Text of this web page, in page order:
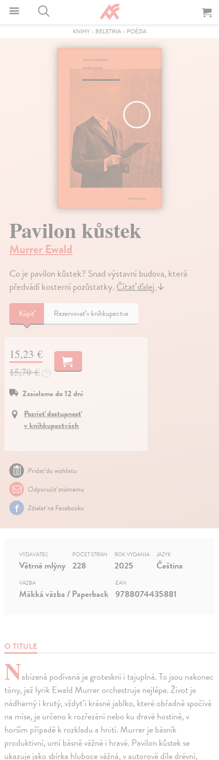
KNIHY- BELETRIA- POÉZIA
Pavilon kůstek
Murrer Ewald
Co je pavilon kůstek? Snad výstavní budova, která
předvádí kosterní pozůstatky.Čítať ďalej↓
Kúpiť Rezervovať v kníhkupectve
15,23 €
15,70 € ?
Zasielame do 12 dní
Pozrieť dostupnosť
v kníhkupectvách
Pridať do wishlistu
Odporučiť známemu
Zdielať na Facebooku
O TITULE
Nabízená podívaná je groteskní i tajuplná. To jsou nakonec
tóny, jež lyrik Ewald Murrer orchestruje nejlépe. Život je
nádherný i krutý, vždyť i krásné jablko, které obřadně spočívá
na míse, je určeno k rozřezání nebo ku dravé hostině, v
horším případě k rozkladu a hnití. Murrer je básník
produktivní, umí básně vážné i hravé. Pavilon kůstek se
ukazuje jako sbírka hluboce vážná, v autorově díle drévní,
VYDAVATEĽ
Větrné mlýny
POČET STRÁN
228
ROK VYDANIA
2025
JAZYK
Čeština
VÄZBA
Mäkká väzba / Paperback
EAN
9788074435881